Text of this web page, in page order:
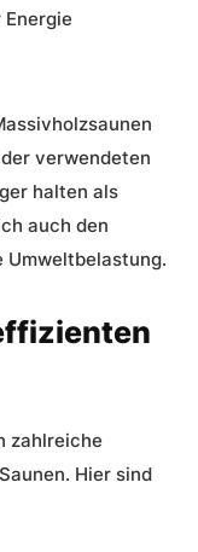
verwendeten
halten als
auch den
Umweltbelastung.
zahlreiche
Hier sind